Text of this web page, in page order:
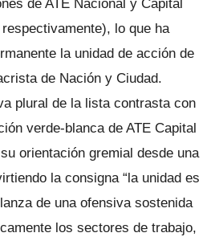
de ATE Nacional y Capital
lo que ha
la unidad de acción de
de Nación y Ciudad.
plural de la lista contrasta con
verde-blanca de ATE Capital
orientación gremial desde una
la consigna “la unidad es
de una ofensiva sostenida
los sectores de trabajo,